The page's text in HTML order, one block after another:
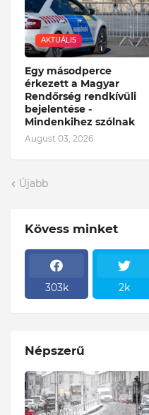
AKTUÁLIS
Egy másodperce
érkezett a Magyar
Rendőrség rendkívüli
bejelentése -
Mindenkihez szólnak
August 03, 2026
Újabb
Kövess minket
303k 2k
Népszerű